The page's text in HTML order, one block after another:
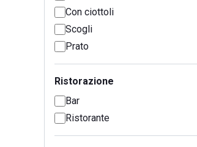
Con ciottoli
Scogli
Prato
Ristorazione
Bar
Ristorante